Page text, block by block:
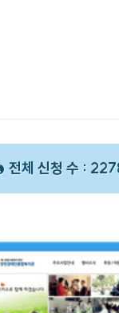
전체 신청 수 :